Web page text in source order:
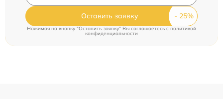
Оставить заявку
Нажимая на кнопку "Оставить заявку" Вы соглашаетесь cполитикой
конфиденциальности